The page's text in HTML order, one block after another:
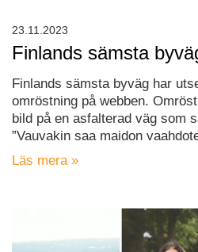
Finlands sämsta
Finlands sämsta byväg har
omröstning på webben.
bild på en asfalterad väg som
”Vauvakin saa maidon
Läs mera »
23.11.2023